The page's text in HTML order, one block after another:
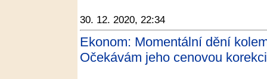
30. 12. 2020, 22:34
Ekonom: Momentální dění
Očekávám jeho cenovou